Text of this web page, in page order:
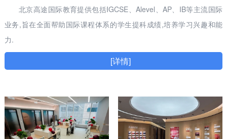
北京高途国际教育提供包括IGCSE、Alevel、AP、IB等主流国际
业务,旨在全面帮助国际课程体系的学生提科成绩,培养学习兴趣和能
力.
[详情]